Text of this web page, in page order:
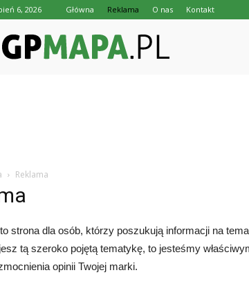
6, 2026 Główna Reklama O nas Kontakt
Reklama
strona dla osób, którzy poszukują informacji na
tą szeroko pojętą tematykę, to jesteśmy
opinii Twojej marki.